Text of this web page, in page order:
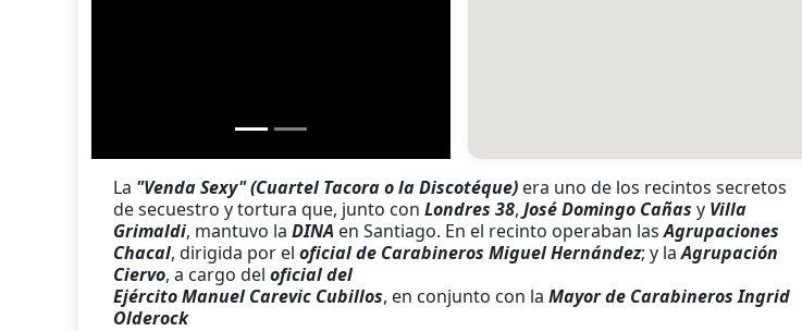
La "Venda Sexy" (Cuartel Tacorao la Discotéque) era uno de los recintos secretos
de secuestro y tortura que, junto con Londres 38, José Domingo Cañas y Villa
Grimaldi, mantuvo la DINA en Santiago. En el recinto operaban lasAgrupaciones
Chacal, dirigida por el oficial de Carabineros Miguel Hernández; y laAgrupación
Ciervo, a cargo del oficial del
Ejército Manuel Carevic Cubillos, en conjunto con la Mayor de Carabineros Ingrid
Olderock